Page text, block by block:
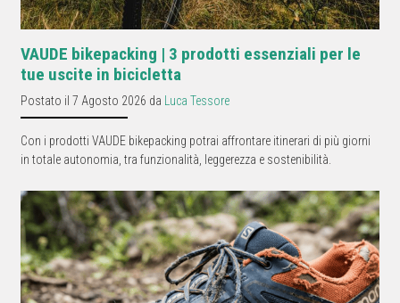
VAUDE bikepacking | 3 prodotti essenziali per le
tue uscite in bicicletta
Postato il 7 Agosto 2026 da Luca Tessore
Con i prodotti VAUDE bikepacking potrai affrontare itinerari di più giorni
in totale autonomia, tra funzionalità, leggerezza e sostenibilità.